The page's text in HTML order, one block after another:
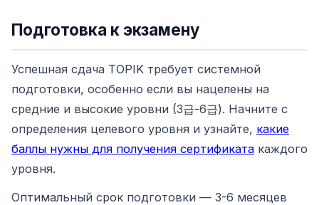
Подготовка к экзамену
Успешная сдача TOPIK требует системной
подготовки, особенно если вы нацелены на
средние и высокие уровни (3급-6급). Начните с
определения целевого уровня и узнайте, какие
баллы нужны для получения сертификата каждого
уровня.
Оптимальный срок подготовки — 3-6 месяцев